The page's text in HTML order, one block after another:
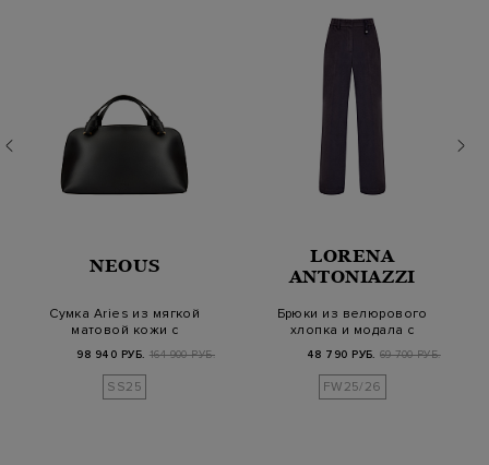
NEOUS
Сумка Aries из мягкой
матовой кожи с
замшевой деталью
98 940 РУБ. 164 900 РУБ.
SS25
LORENA
ANTONIAZZI
Брюки из велюрового
хлопка и модала с
кожаной деталью
48 790 РУБ. 69 700 РУБ.
FW25/26